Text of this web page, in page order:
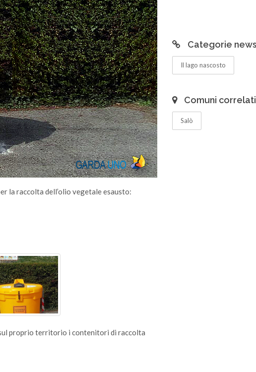
la raccolta dell’olio vegetale esausto:
proprio territorio i contenitori di raccolta
Categorie news
Il lago nascosto
Comuni correlati
Salò